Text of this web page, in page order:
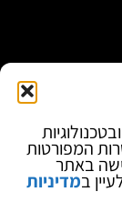
המפורטות
באתר
במדיניות